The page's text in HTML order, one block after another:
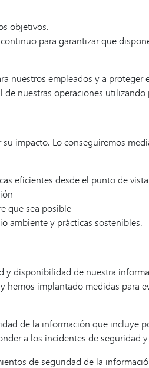
objetivos.
para garantizar que
nuestros empleados y a
nuestras operaciones
impacto. Lo conseguiremos
eficientes desde el punto de
que sea posible
ambiente y prácticas sostenibles.
disponibilidad de nuestra
implantado medidas para
de la información que incluye
a los incidentes de seguridad
de seguridad de la